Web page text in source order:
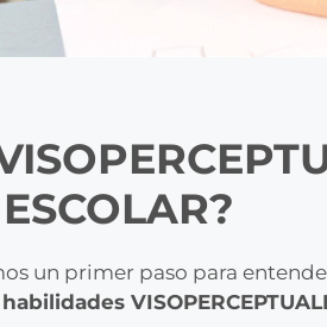
un primer paso para
habilidades